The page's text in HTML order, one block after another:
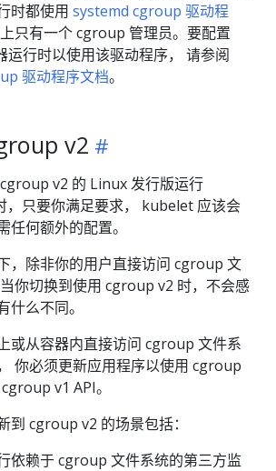
时都使用 systemd cgroup 驱动程
只有一个 cgroup 管理员。要配置
行时以使用该驱动程序， 请参阅
驱动程序文档。
v2
v2 的 Linux 发行版运行
只要你满足要求， kubelet 应该会
任何额外的配置。
，除非你的用户直接访问 cgroup 文
你切换到使用 cgroup v2 时，不会感
什么不同。
或从容器内直接访问 cgroup 文件系
你必须更新应用程序以使用 cgroup
v1 API。
到 cgroup v2 的场景包括：
依赖于 cgroup 文件系统的第三方监